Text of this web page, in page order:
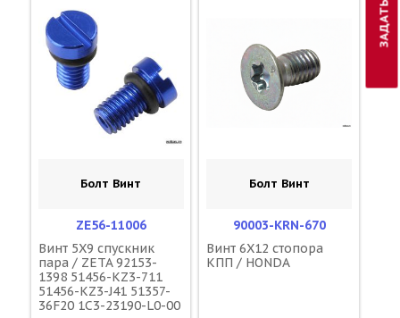
Болт Винт
ZE56-11006
Винт 5X9 спускник
пара / ZETA 92153-
1398 51456-KZ3-711
51456-KZ3-J41 51357-
36F20 1C3-23190-L0-00
Болт Винт
90003-KRN-670
Винт 6X12 стопора
КПП / HONDA